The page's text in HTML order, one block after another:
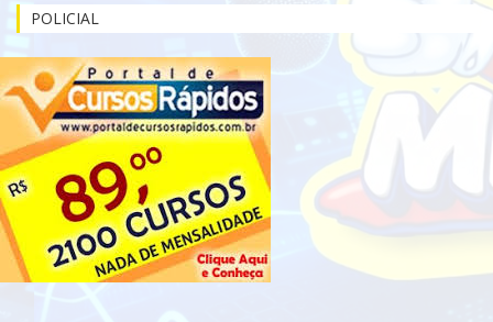
POLICIAL